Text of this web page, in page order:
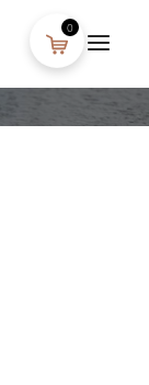
0